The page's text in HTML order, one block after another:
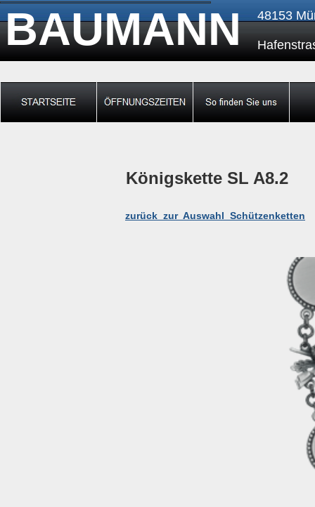
Königskette SL A8.2
zurück zur Auswahl Schützenketten
48153
BAUMANN